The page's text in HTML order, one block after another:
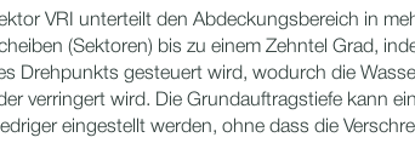
VRI unterteilt den Abdeckungsbereich in
(Sektoren) bis zu einem Zehntel Grad,
Drehpunkts gesteuert wird, wodurch die
verringert wird. Die Grundauftragstiefe kann
eingestellt werden, ohne dass die